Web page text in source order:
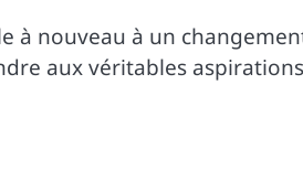
à nouveau à un
aux véritables